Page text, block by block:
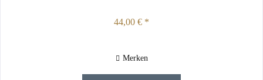
44,00 € *
Merken